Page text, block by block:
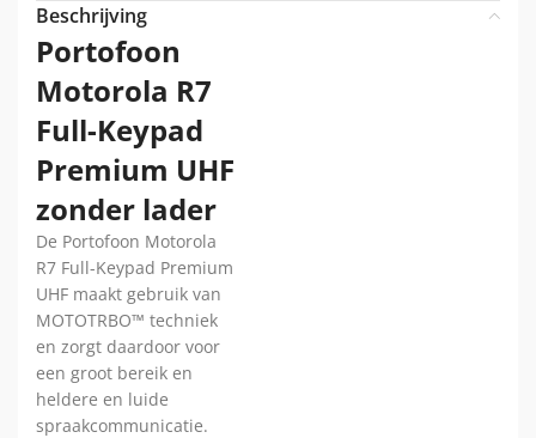
Beschrijving
Portofoon
Motorola R7
Full-Keypad
Premium UHF
zonder lader
De Portofoon Motorola
R7 Full-Keypad Premium
UHF maakt gebruik van
MOTOTRBO™ techniek
en zorgt daardoor voor
een groot bereik en
heldere en luide
spraakcommunicatie.